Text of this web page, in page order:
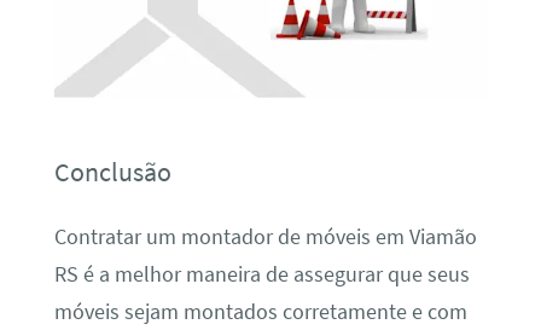
Conclusão
Contratar um montador de móveis em Viamão
RS é a melhor maneira de assegurar que seus
móveis sejam montados corretamente e com